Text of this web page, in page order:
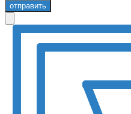
отправить